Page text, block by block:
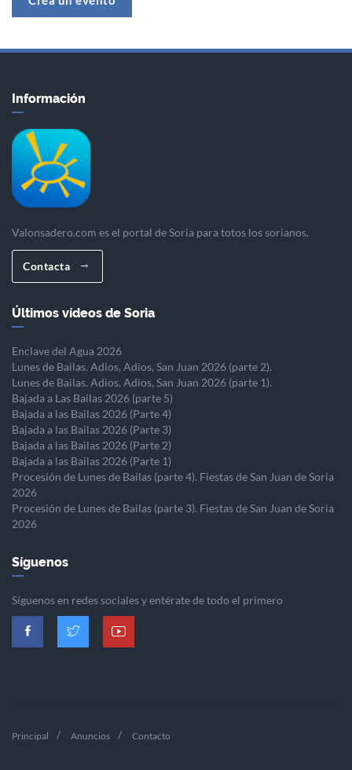
Información
Valonsadero.com es el portal de Soria para totos los sorianos.
Contacta
Últimos vídeos de Soria
Enclave del Agua 2026
Lunes de Bailas. Adios, Adios, San Juan 2026 (parte 2).
Lunes de Bailas. Adios, Adios, San Juan 2026 (parte 1).
Bajada a Las Bailas 2026 (parte 5)
Bajada a las Bailas 2026 (Parte 4)
Bajada a las Bailas 2026 (Parte 3)
Bajada a las Bailas 2026 (Parte 2)
Bajada a las Bailas 2026 (Parte 1)
Procesión de Lunes de Bailas (parte 4). Fiestas de San Juan de Soria
2026
Procesión de Lunes de Bailas (parte 3). Fiestas de San Juan de Soria
2026
Síguenos
Síguenos en redes sociales y entérate de todo el primero
Principal Anuncios Contacto